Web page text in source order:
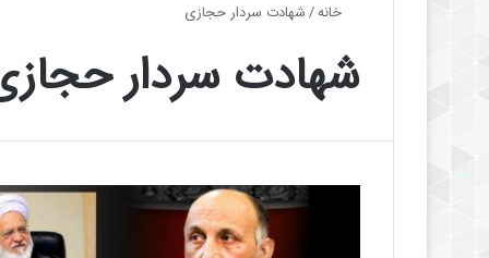
خانه/شهادت سردار حجازی
شهادت سردار